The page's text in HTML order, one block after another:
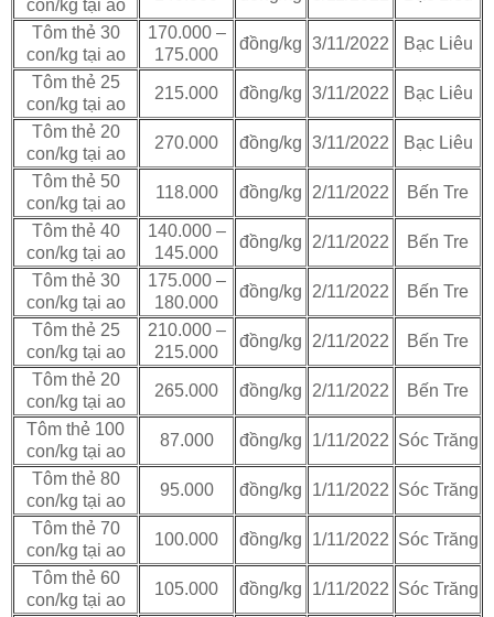
con/kg tại ao
Tôm thẻ 30
con/kg tại ao
170.000 –
175.000
đồng/kg 3/11/2022 Bạc Liêu
Tôm thẻ 25
con/kg tại ao
215.000 đồng/kg 3/11/2022 Bạc Liêu
Tôm thẻ 20
con/kg tại ao
270.000 đồng/kg 3/11/2022 Bạc Liêu
Tôm thẻ 50
con/kg tại ao
118.000 đồng/kg 2/11/2022 Bến Tre
Tôm thẻ 40
con/kg tại ao
140.000 –
145.000
đồng/kg 2/11/2022 Bến Tre
Tôm thẻ 30
con/kg tại ao
175.000 –
180.000
đồng/kg 2/11/2022 Bến Tre
Tôm thẻ 25
con/kg tại ao
210.000 –
215.000
đồng/kg 2/11/2022 Bến Tre
Tôm thẻ 20
con/kg tại ao
265.000 đồng/kg 2/11/2022 Bến Tre
Tôm thẻ 100
con/kg tại ao
87.000 đồng/kg 1/11/2022 Sóc Trăng
Tôm thẻ 80
con/kg tại ao
95.000 đồng/kg 1/11/2022 Sóc Trăng
Tôm thẻ 70
con/kg tại ao
100.000 đồng/kg 1/11/2022 Sóc Trăng
Tôm thẻ 60
con/kg tại ao
105.000 đồng/kg 1/11/2022 Sóc Trăng